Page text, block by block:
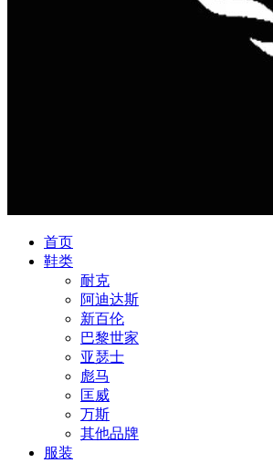
首页
鞋类
耐克
阿迪达斯
新百伦
巴黎世家
亚瑟士
彪马
匡威
万斯
其他品牌
服装